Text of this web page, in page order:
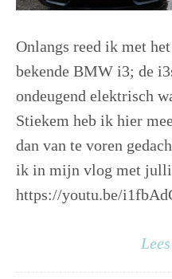
Onlangs reed ik met
bekende BMW i3; de
ondeugend elektrisch
Stiekem heb ik hier
dan van te voren
ik in mijn vlog met
https://youtu.be/